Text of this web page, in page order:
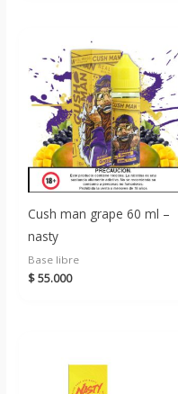
Cush man grape 60 ml –
nasty
Base libre
$55.000